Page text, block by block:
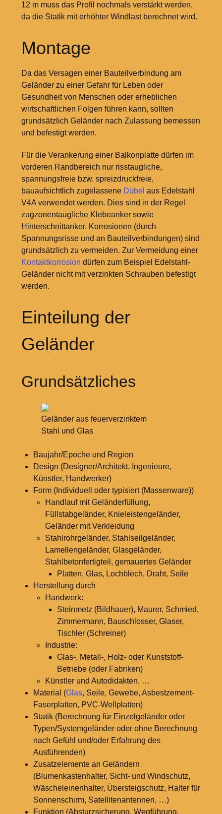
12 m muss das Profil nochmals verstärkt werden,
da die Statik mit erhöhter Windlast berechnet wird.
Montage
Da das Versagen einer Bauteilverbindung am
Geländer zu einer Gefahr für Leben oder
Gesundheit von Menschen oder erheblichen
wirtschaftlichen Folgen führen kann, sollten
grundsätzlich Geländer nach Zulassung bemessen
und befestigt werden.
Für die Verankerung einer Balkonplatte dürfen im
vorderen Randbereich nur risstaugliche,
spannungsfreie bzw. spreizdruckfreie,
bauaufsichtlich zugelassene Dübel aus Edelstahl
V4A verwendet werden. Dies sind in der Regel
zugzonentaugliche Klebeanker sowie
Hinterschnittanker. Korrosionen (durch
Spannungsrisse und an Bauteilverbindungen) sind
grundsätzlich zu vermeiden. Zur Vermeidung einer
Kontaktkorrosion dürfen zum Beispiel Edelstahl-
Geländer nicht mit verzinkten Schrauben befestigt
werden.
Einteilung der
Geländer
Grundsätzliches
Geländer aus feuerverzinktem
Stahl und Glas
Baujahr/Epoche und Region
Design (Designer/Architekt, Ingenieure,
Künstler, Handwerker)
Form (Individuell oder typisiert (Massenware))
Handlauf mit Geländerfüllung,
Füllstabgeländer, Knieleistengeländer,
Geländer mit Verkleidung
Stahlrohrgeländer, Stahlseilgeländer,
Lamellengeländer, Glasgeländer,
Stahlbetonfertigteil, gemauertes Geländer
Platten, Glas, Lochblech, Draht, Seile
Herstellung durch
Handwerk:
Steinmetz (Bildhauer), Maurer, Schmied,
Zimmermann, Bauschlosser, Glaser,
Tischler (Schreiner)
Industrie:
Glas-, Metall-, Holz- oder Kunststoff-
Betriebe (oder Fabriken)
Künstler und Autodidakten, …
Material (Glas, Seile, Gewebe, Asbestzement-
Faserplatten, PVC-Wellplatten)
Statik (Berechnung für Einzelgeländer oder
Typen/Systemgeländer oder ohne Berechnung
nach Gefühl und/oder Erfahrung des
Ausführenden)
Zusatzelemente an Geländern
(Blumenkastenhalter, Sicht- und Windschutz,
Wäscheleinenhalter, Übersteigschutz, Halter für
Sonnenschirm, Satellitenantennen, …)
Funktion (Absturzsicherung, Wegführung,